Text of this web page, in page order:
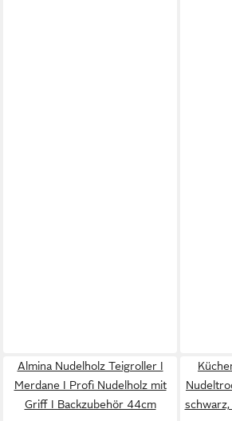
Almina Nudelholz Teigroller I
Merdane I Profi Nudelholz mit
Griff I Backzubehör 44cm